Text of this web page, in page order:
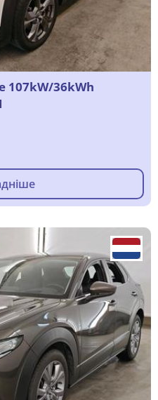
107kW/36kWh